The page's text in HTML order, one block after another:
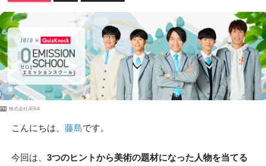
PR 株式会社JERA
こんにちは、 藤島です。
今回は、 3つのヒントから美術の題材になった人物を当てる